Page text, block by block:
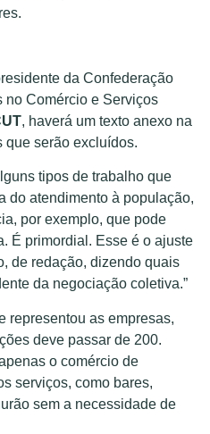
da Confederação
no Comércio e Serviços
, haverá um texto anexo na
que serão excluídos.
tipos de trabalho que
do atendimento à população,
por exemplo, que pode
É primordial. Esse é o ajuste
de redação, dizendo quais
da negociação coletiva.”
representou as empresas,
deve passar de 200.
o comércio de
serviços, como bares,
sem a necessidade de